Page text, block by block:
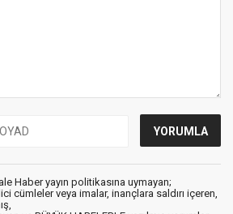
Haber yayın politikasına uymayan;
cümleler veya imalar, inançlara saldırı içeren,